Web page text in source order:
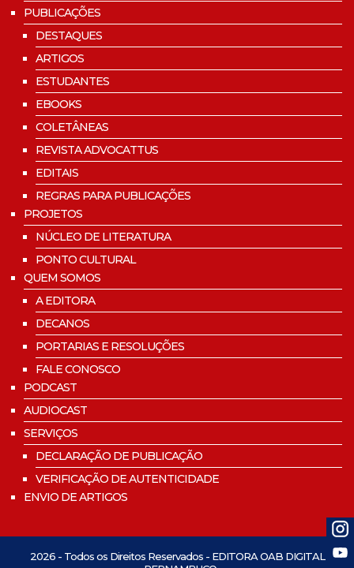
PUBLICAÇÕES
DESTAQUES
ARTIGOS
ESTUDANTES
EBOOKS
COLETÂNEAS
REVISTA ADVOCATTUS
EDITAIS
REGRAS PARA PUBLICAÇÕES
PROJETOS
NÚCLEO DE LITERATURA
PONTO CULTURAL
QUEM SOMOS
A EDITORA
DECANOS
PORTARIAS E RESOLUÇÕES
FALE CONOSCO
PODCAST
AUDIOCAST
SERVIÇOS
DECLARAÇÃO DE PUBLICAÇÃO
VERIFICAÇÃO DE AUTENTICIDADE
ENVIO DE ARTIGOS
2026 - Todos os Direitos Reservados - EDITORA OAB DIGITAL